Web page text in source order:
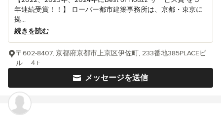
年連続受賞！！】 ローバー都市建築事務所は、京都・東京に
拠...
続きを読む
メッセージを送信
〒602-8407, 京都府京都市上京区伊佐町, 233番地385PLACEビ
ル ４F